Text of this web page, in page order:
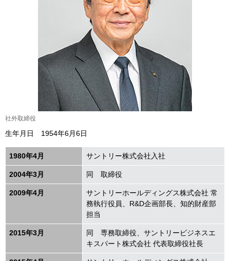
社外取締役
生年月日 1954年6月6日
1980年4月 サントリー株式会社入社
2004年3月 同 取締役
2009年4月
サントリーホールディングス株式会社 常
務執行役員、R&D企画部長、知的財産部
担当
2015年3月
同 専務取締役、サントリービジネスエ
キスパート株式会社 代表取締役社長